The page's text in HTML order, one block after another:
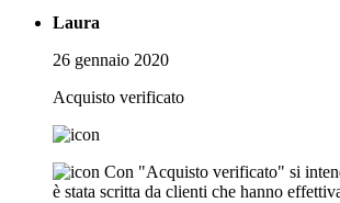
Laura
26 gennaio 2020
Acquisto verificato
Con "Acquisto verificato" si
è stata scritta da clienti che hanno